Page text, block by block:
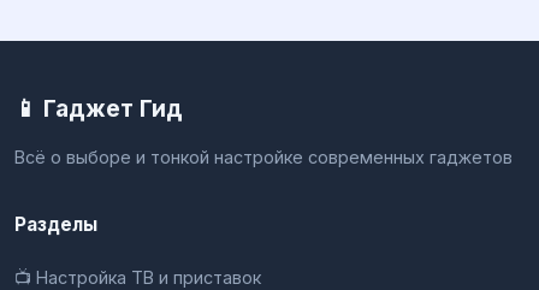
📱 Гаджет Гид
Всё о выборе и тонкой настройке современных гаджетов
Разделы
📺 Настройка ТВ и приставок